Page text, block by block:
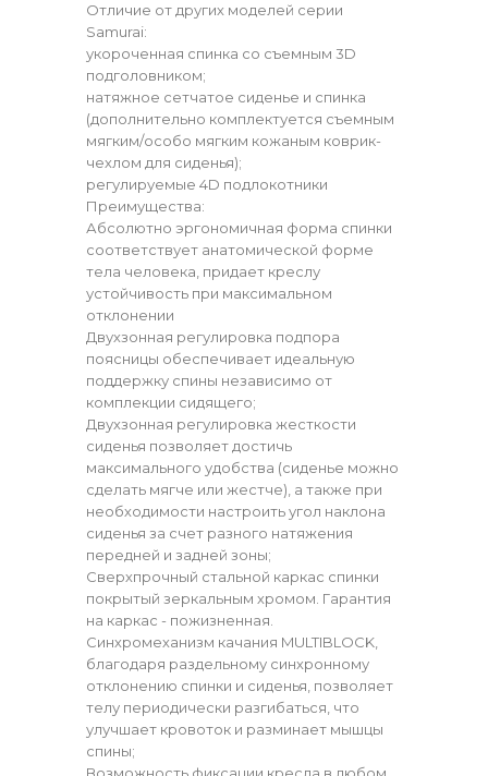
Отличие от других моделей серии
Samurai:
укороченная спинка со съемным 3D
подголовником;
натяжное сетчатое сиденье и спинка
(дополнительно комплектуется съемным
мягким/особо мягким кожаным коврик-
чехлом для сиденья);
регулируемые 4D подлокотники
Преимущества:
Абсолютно эргономичная форма спинки
соответствует анатомической форме
тела человека, придает креслу
устойчивость при максимальном
отклонении
Двухзонная регулировка подпора
поясницы обеспечивает идеальную
поддержку спины независимо от
комплекции сидящего;
Двухзонная регулировка жесткости
сиденья позволяет достичь
максимального удобства (сиденье можно
сделать мягче или жестче), а также при
необходимости настроить угол наклона
сиденья за счет разного натяжения
передней и задней зоны;
Сверхпрочный стальной каркас спинки
покрытый зеркальным хромом. Гарантия
на каркас - пожизненная.
Синхромеханизм качания MULTIBLOCK,
благодаря раздельному синхронному
отклонению спинки и сиденья, позволяет
телу периодически разгибаться, что
улучшает кровоток и разминает мышцы
спины;